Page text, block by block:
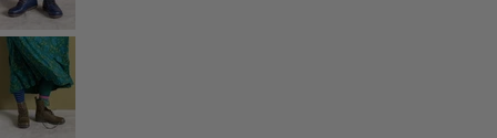
Vêtements hippies
Une mode scandinave
Superpositions
À rayures
Des carreaux à foison